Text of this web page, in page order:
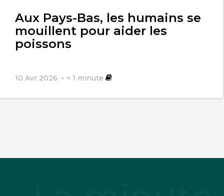
Aux Pays-Bas, les humains se
mouillent pour aider les
poissons
10 Avr 2026 < 1 minute